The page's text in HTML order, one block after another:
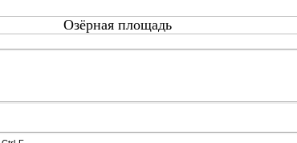
Озёрная площадь